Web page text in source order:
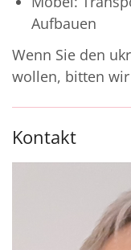
Aufbauen
Wenn Sie den
wollen, bitten wir
Kontakt